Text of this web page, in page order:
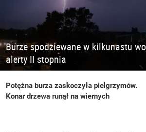
Burze spodziewane w kilkunastu
alerty II stopnia
Potężna burza zaskoczyła pielgrzymów.
Konar drzewa runął na wiernych